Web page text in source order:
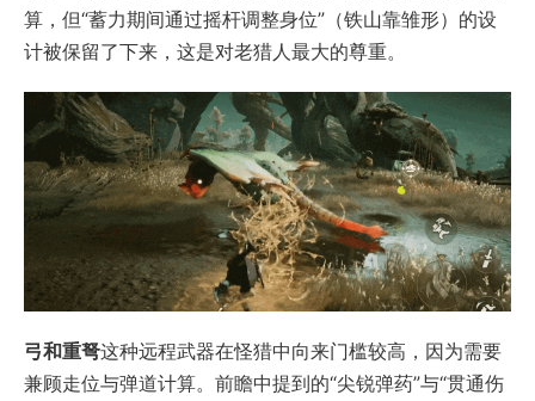
算，但“蓄力期间通过摇杆调整身位”（铁山靠雏形）的设
计被保留了下来，这是对老猎人最大的尊重。
弓和重弩这种远程武器在怪猎中向来门槛较高，因为需要
兼顾走位与弹道计算。前瞻中提到的“尖锐弹药”与“贯通伤